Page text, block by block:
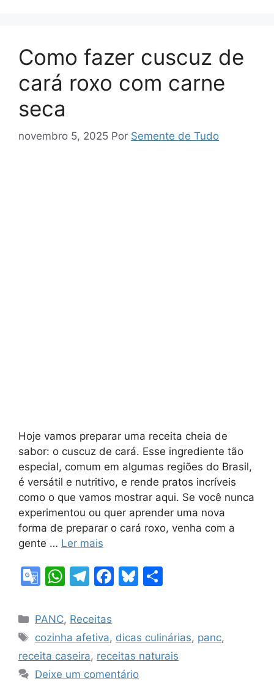
e
Como fazer cuscuz de
cará roxo com carne
seca
novembro 5, 2025 Por Semente de Tudo
Hoje vamos preparar uma receita cheia de
sabor: o cuscuz de cará. Esse ingrediente tão
especial, comum em algumas regiões do Brasil,
é versátil e nutritivo, e rende pratos incríveis
como o que vamos mostrar aqui. Se você nunca
experimentou ou quer aprender uma nova
forma de preparar o cará roxo, venha com a
gente … Ler mais
G
o
gl
e
Tr
W
at
s
A
p
T
e
gr
a
m
F
e
b
o
Bl
s
k
y
e
Categorias
PANC, Receitas
Tags
cozinha afetiva, dicas culinárias, panc,
receita caseira, receitas naturais
Deixe um comentário